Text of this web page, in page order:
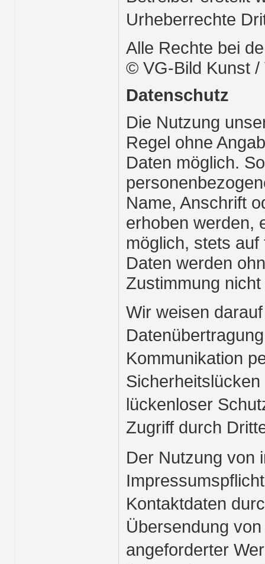
Urheberrechte
Alle Rechte bei
© VG-Bild Kunst /
Datenschutz
Die Nutzung
Regel ohne
Daten möglich.
Name, Anschrift
erhoben werden,
möglich, stets
Daten werden
Zustimmung
Wir weisen
Kommunikation
lückenloser
Zugriff durch
Der Nutzung von
Kontaktdaten
Übersendung
angeforderter